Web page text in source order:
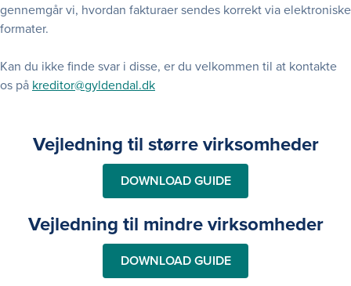
gennemgår vi, hvordan fakturaer sendes korrekt via elektroniske
formater.
Kan du ikke finde svar i disse, er du velkommen til at kontakte
os på kreditor@gyldendal.dk
Vejledning til større virksomheder
DOWNLOAD GUIDE
Vejledning til mindre virksomheder
DOWNLOAD GUIDE